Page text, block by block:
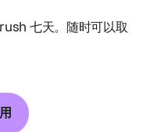
七天。随时可以取